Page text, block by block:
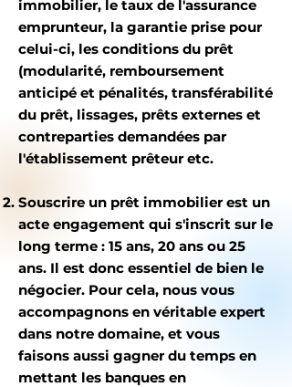
immobilier, le taux de l'assurance
emprunteur, la garantie prise pour
celui-ci, les conditions du prêt
(modularité, remboursement
anticipé et pénalités, transférabilité
du prêt, lissages, prêts externes et
contreparties demandées par
l'établissement prêteur etc.
Souscrire un prêt immobilier est un
acte engagement qui s'inscrit sur le
long terme : 15 ans, 20 ans ou 25
ans. Il est donc essentiel de bien le
négocier. Pour cela, nous vous
accompagnons en véritable expert
dans notre domaine, et vous
faisons aussi gagner du temps en
mettant les banques en